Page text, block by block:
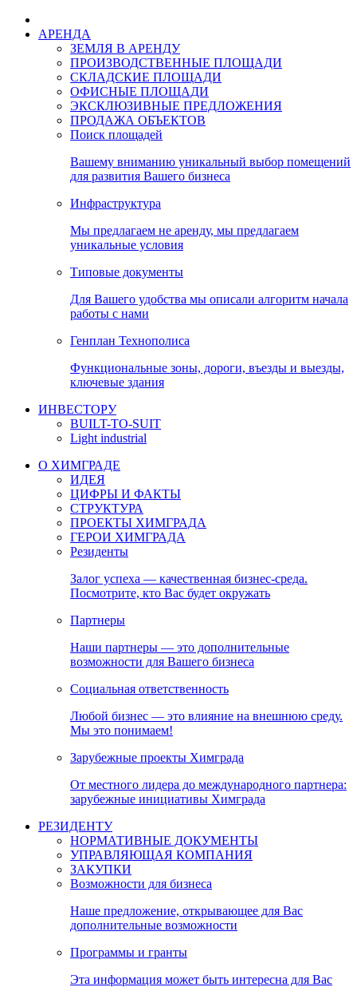
АРЕНДА
ЗЕМЛЯ В АРЕНДУ
ПРОИЗВОДСТВЕННЫЕ ПЛОЩАДИ
СКЛАДСКИЕ ПЛОЩАДИ
ОФИСНЫЕ ПЛОЩАДИ
ЭКСКЛЮЗИВНЫЕ ПРЕДЛОЖЕНИЯ
ПРОДАЖА ОБЪЕКТОВ
Поиск площадей
Вашему вниманию уникальный выбор помещений
для развития Вашего бизнеса
Инфраструктура
Мы предлагаем не аренду, мы предлагаем
уникальные условия
Типовые документы
Для Вашего удобства мы описали алгоритм начала
работы с нами
Генплан Технополиса
Функциональные зоны, дороги, въезды и выезды,
ключевые здания
ИНВЕСТОРУ
BUILT-TO-SUIT
Light industrial
О ХИМГРАДЕ
ИДЕЯ
ЦИФРЫ И ФАКТЫ
СТРУКТУРА
ПРОЕКТЫ ХИМГРАДА
ГЕРОИ ХИМГРАДА
Резиденты
Залог успеха — качественная бизнес-среда.
Посмотрите, кто Вас будет окружать
Партнеры
Наши партнеры — это дополнительные
возможности для Вашего бизнеса
Социальная ответственность
Любой бизнес — это влияние на внешнюю среду.
Мы это понимаем!
Зарубежные проекты Химграда
От местного лидера до международного партнера:
зарубежные инициативы Химграда
РЕЗИДЕНТУ
НОРМАТИВНЫЕ ДОКУМЕНТЫ
УПРАВЛЯЮЩАЯ КОМПАНИЯ
ЗАКУПКИ
Возможности для бизнеса
Наше предложение, открывающее для Вас
дополнительные возможности
Программы и гранты
Эта информация может быть интересна для Вас